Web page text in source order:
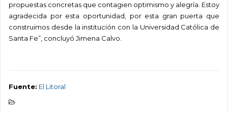
propuestas concretas que contagien optimismo y alegría. Estoy
agradecida por esta oportunidad, por esta gran puerta que
construimos desde la institución con la Universidad Católica de
Santa Fe”, concluyó Jimena Calvo.
Fuente: El Litoral